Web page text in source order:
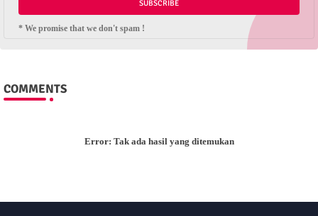
* We promise that we don't spam !
COMMENTS
Error: Tak ada hasil yang ditemukan